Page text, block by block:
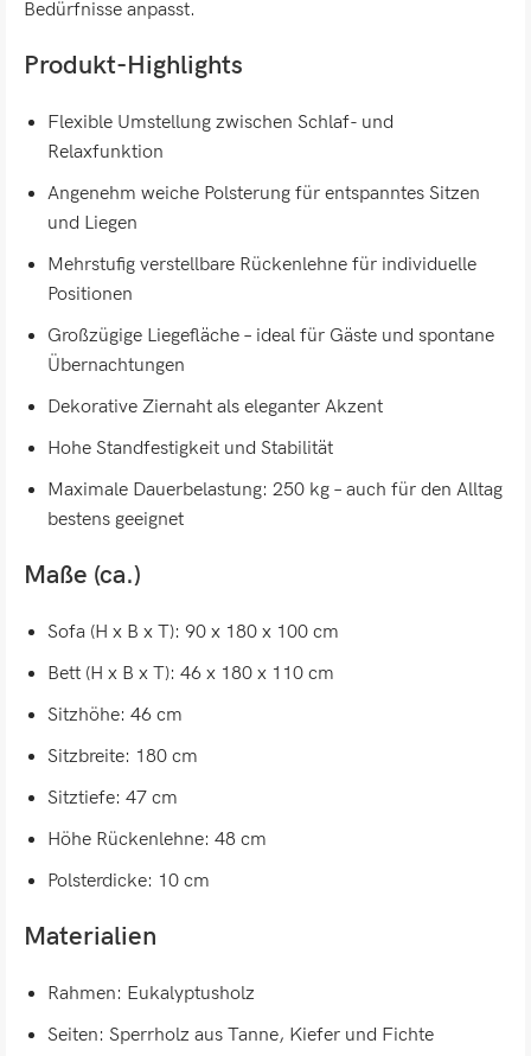
Bedürfnisse anpasst.
Produkt-Highlights
Flexible Umstellung zwischen Schlaf- und
Relaxfunktion
Angenehm weiche Polsterung für entspanntes Sitzen
und Liegen
Mehrstufig verstellbare Rückenlehne für individuelle
Positionen
Großzügige Liegefläche – ideal für Gäste und spontane
Übernachtungen
Dekorative Ziernaht als eleganter Akzent
Hohe Standfestigkeit und Stabilität
Maximale Dauerbelastung: 250 kg – auch für den Alltag
bestens geeignet
Maße (ca.)
Sofa (H x B x T): 90 x 180 x 100 cm
Bett (H x B x T): 46 x 180 x 110 cm
Sitzhöhe: 46 cm
Sitzbreite: 180 cm
Sitztiefe: 47 cm
Höhe Rückenlehne: 48 cm
Polsterdicke: 10 cm
Materialien
Rahmen: Eukalyptusholz
Seiten: Sperrholz aus Tanne, Kiefer und Fichte